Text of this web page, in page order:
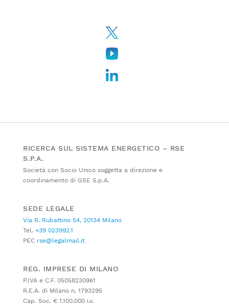
RICERCA SUL SISTEMA ENERGETICO – RSE
S.P.A.
Società con Socio Unico soggetta a direzione e
coordinamento di GSE S.p.A.
SEDE LEGALE
Via R. Rubattino 54, 20134 Milano
Tel. +39 023992.1
PEC rse@legalmail.it
REG. IMPRESE DI MILANO
P.IVA e C.F. 05058230961
R.E.A. di Milano n. 1793295
Cap. Soc. € 1.100.000 i.v.